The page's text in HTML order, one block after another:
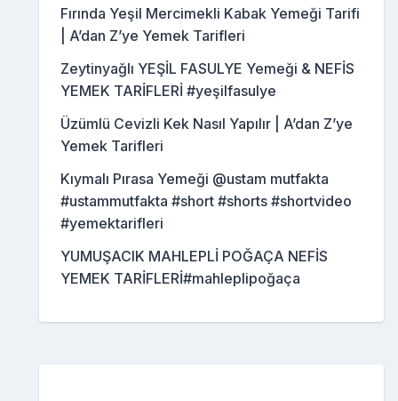
Fırında Yeşil Mercimekli Kabak Yemeği Tarifi
| A’dan Z’ye Yemek Tarifleri
Zeytinyağlı YEŞİL FASULYE Yemeği & NEFİS
YEMEK TARİFLERİ #yeşilfasulye
Üzümlü Cevizli Kek Nasıl Yapılır | A’dan Z’ye
Yemek Tarifleri
Kıymalı Pırasa Yemeği @ustam mutfakta
#ustammutfakta #short #shorts #shortvideo
#yemektarifleri
YUMUŞACIK MAHLEPLİ POĞAÇA NEFİS
YEMEK TARİFLERİ#mahleplipoğaça